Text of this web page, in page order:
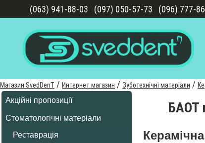
(063) 941-88-03 (097) 050-57-73 (096) 777-
Магазин SvedDenT / Интернет магазин / Зуботехнічні матеріали /
Акційні пропозиції
Стоматологічні матеріали
Реставрація
БАОТ